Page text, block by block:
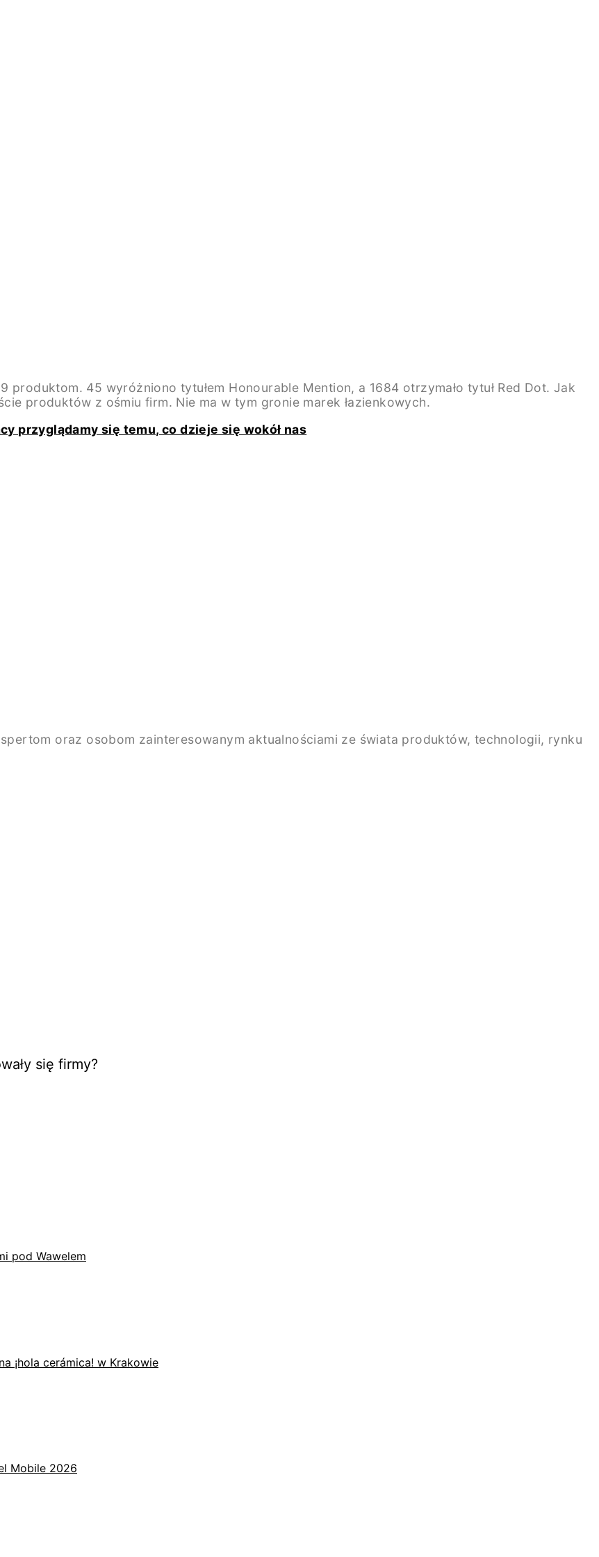
produktom. 45 wyróżniono tytułem Honourable Mention, a 1684 otrzymało tytuł Red Dot. Jak
produktów z ośmiu firm. Nie ma w tym gronie marek łazienkowych.
przyglądamy się temu, co dzieje się wokół nas
oraz osobom zainteresowanym aktualnościami ze świata produktów, technologii, rynku
się firmy?
pod Wawelem
¡hola cerámica! w Krakowie
Mobile 2026